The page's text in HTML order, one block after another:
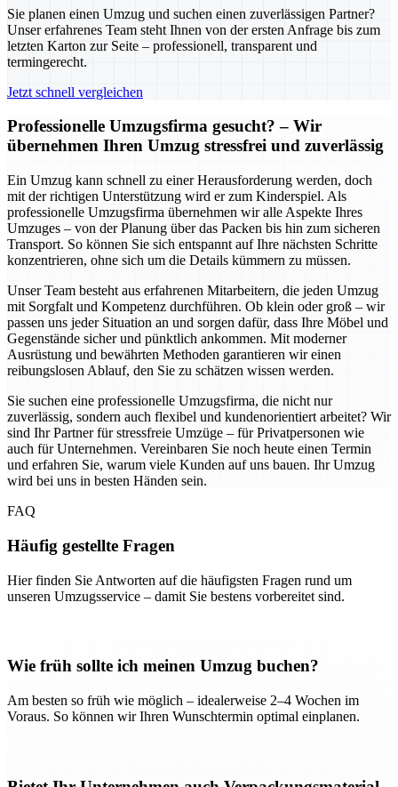
Sie planen einen Umzug und suchen einen zuverlässigen Partner?
Unser erfahrenes Team steht Ihnen von der ersten Anfrage bis zum
letzten Karton zur Seite – professionell, transparent und
termingerecht.
Jetzt schnell vergleichen
Professionelle Umzugsfirma gesucht? – Wir
übernehmen Ihren Umzug stressfrei und zuverlässig
Ein Umzug kann schnell zu einer Herausforderung werden, doch
mit der richtigen Unterstützung wird er zum Kinderspiel. Als
professionelle Umzugsfirma übernehmen wir alle Aspekte Ihres
Umzuges – von der Planung über das Packen bis hin zum sicheren
Transport. So können Sie sich entspannt auf Ihre nächsten Schritte
konzentrieren, ohne sich um die Details kümmern zu müssen.
Unser Team besteht aus erfahrenen Mitarbeitern, die jeden Umzug
mit Sorgfalt und Kompetenz durchführen. Ob klein oder groß – wir
passen uns jeder Situation an und sorgen dafür, dass Ihre Möbel und
Gegenstände sicher und pünktlich ankommen. Mit moderner
Ausrüstung und bewährten Methoden garantieren wir einen
reibungslosen Ablauf, den Sie zu schätzen wissen werden.
Sie suchen eine professionelle Umzugsfirma, die nicht nur
zuverlässig, sondern auch flexibel und kundenorientiert arbeitet? Wir
sind Ihr Partner für stressfreie Umzüge – für Privatpersonen wie
auch für Unternehmen. Vereinbaren Sie noch heute einen Termin
und erfahren Sie, warum viele Kunden auf uns bauen. Ihr Umzug
wird bei uns in besten Händen sein.
FAQ
Häufig gestellte Fragen
Hier finden Sie Antworten auf die häufigsten Fragen rund um
unseren Umzugsservice – damit Sie bestens vorbereitet sind.
Wie früh sollte ich meinen Umzug buchen?
Am besten so früh wie möglich – idealerweise 2–4 Wochen im
Voraus. So können wir Ihren Wunschtermin optimal einplanen.